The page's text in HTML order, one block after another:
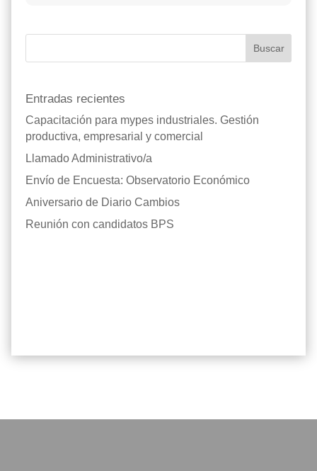
Buscar
Entradas recientes
Capacitación para mypes industriales. Gestión
productiva, empresarial y comercial
Llamado Administrativo/a
Envío de Encuesta: Observatorio Económico
Aniversario de Diario Cambios
Reunión con candidatos BPS